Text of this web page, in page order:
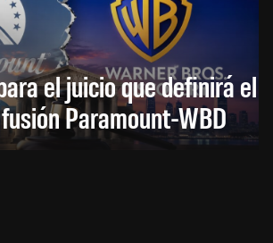
el juicio que definirá el
Paramount-WBD